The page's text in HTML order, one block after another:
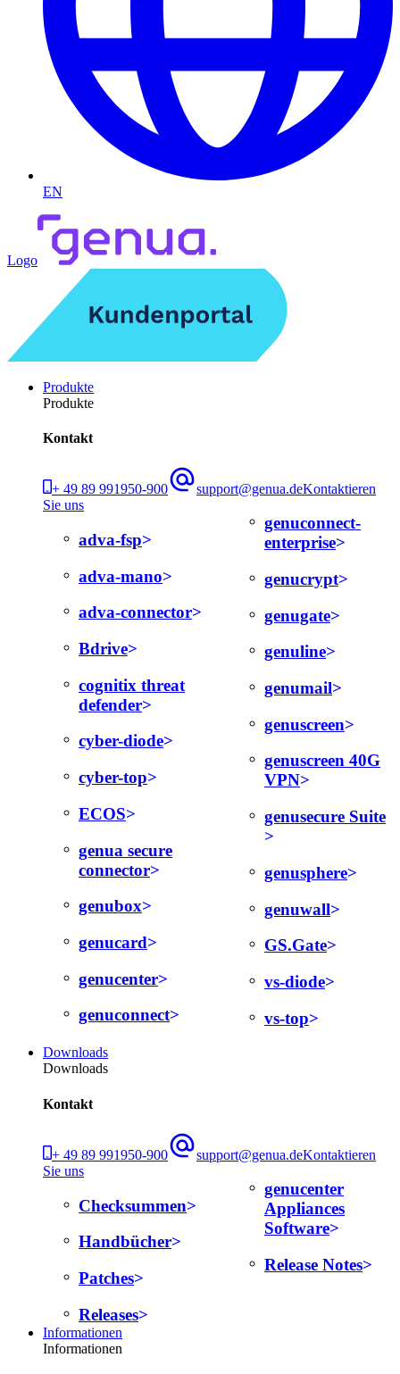
EN
Logo
Produkte
Produkte
Kontakt
+ 49 89 991950-900 support@genua.deKontaktieren
Sie uns
adva-fsp
adva-mano
adva-connector
Bdrive
cognitix threat
defender
cyber-diode
cyber-top
ECOS
genua secure
connector
genubox
genucard
genucenter
genuconnect
genuconnect-
enterprise
genucrypt
genugate
genuline
genumail
genuscreen
genuscreen 40G
VPN
genusecure Suite
genusphere
genuwall
GS.Gate
vs-diode
vs-top
Downloads
Downloads
Kontakt
+ 49 89 991950-900 support@genua.deKontaktieren
Sie uns
Checksummen
Handbücher
Patches
Releases
genucenter
Appliances
Software
Release Notes
Informationen
Informationen